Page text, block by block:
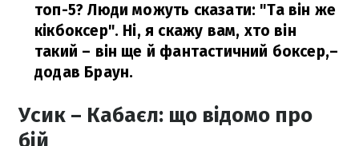
топ-5? Люди можуть сказати: "Та він же
кікбоксер". Ні, я скажу вам, хто він
такий – він ще й фантастичний боксер,–
додав Браун.
Усик – Кабаєл: що відомо про
бій